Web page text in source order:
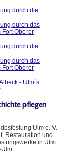
durch die
durch das
Fort Oberer
durch die
durch das
Fort Oberer
- Ulm`s
pflegen
Ulm e. V.
Restauration und
in Ulm